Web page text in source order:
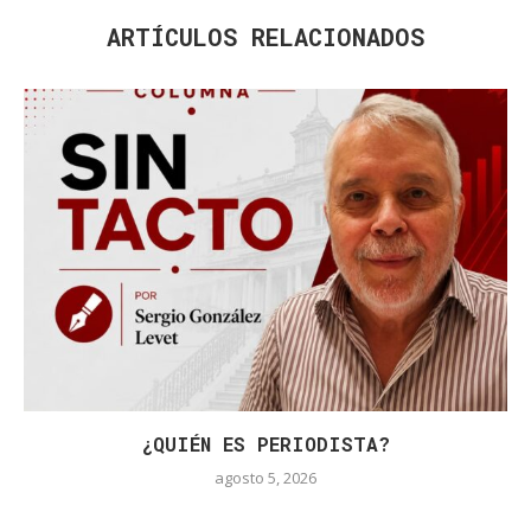
ARTÍCULOS RELACIONADOS
¿QUIÉN ES PERIODISTA?
agosto 5, 2026